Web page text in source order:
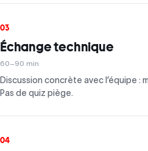
03
Échange technique
60–90 min
Discussion concrète avec l’équipe :
Pas de quiz piège.
04